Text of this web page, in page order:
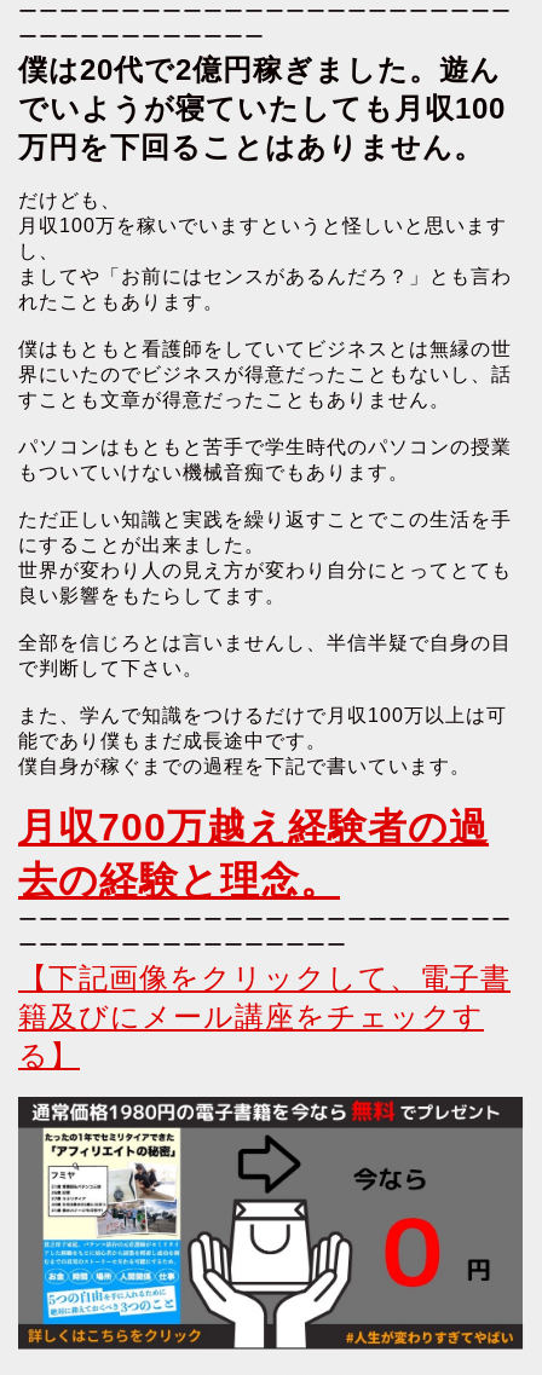
ーーーーーーーーーーーーーーーーーーーーーーーー
ーーーーーーーーーーーー
僕は20代で2億円稼ぎました。遊ん
でいようが寝ていたしても月収100
万円を下回ることはありません。
だけども、
月収100万を稼いでいますというと怪しいと思います
し、
ましてや「お前にはセンスがあるんだろ？」とも言わ
れたこともあります。
僕はもともと看護師をしていてビジネスとは無縁の世
界にいたのでビジネスが得意だったこともないし、話
すことも文章が得意だったこともありません。
パソコンはもともと苦手で学生時代のパソコンの授業
もついていけない機械音痴でもあります。
ただ正しい知識と実践を繰り返すことでこの生活を手
にすることが出来ました。
世界が変わり人の見え方が変わり自分にとってとても
良い影響をもたらしてます。
全部を信じろとは言いませんし、半信半疑で自身の目
で判断して下さい。
また、学んで知識をつけるだけで月収100万以上は可
能であり僕もまだ成長途中です。
僕自身が稼ぐまでの過程を下記で書いています。
月収700万越え経験者の過
去の経験と理念。
ーーーーーーーーーーーーーーーーーーーーーーーー
ーーーーーーーーーーーーーーーー
【下記画像をクリックして、電子書
籍及びにメール講座をチェックす
る】